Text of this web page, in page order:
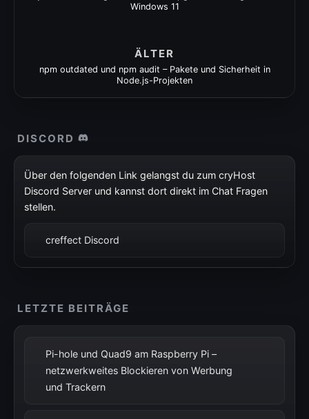
Windows 11
ÄLTER
npm outdated und npm audit – Pakete und Sicherheit in
Node.js-Projekten
DISCORD
Über den folgenden Link gelangst du zum cryHost
Discord Server und kannst dort direkt im Chat Fragen
stellen.
creffect Discord
LETZTE BEITRÄGE
Pi-hole und Quad9 am Raspberry Pi –
netzwerkweites Blockieren von Werbung
und Trackern